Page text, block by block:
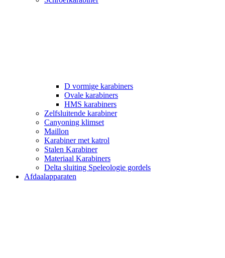
D vormige karabiners
Ovale karabiners
HMS karabiners
Zelfsluitende karabiner
Canyoning klimset
Maillon
Karabiner met katrol
Stalen Karabiner
Materiaal Karabiners
Delta sluiting Speleologie gordels
Afdaalapparaten